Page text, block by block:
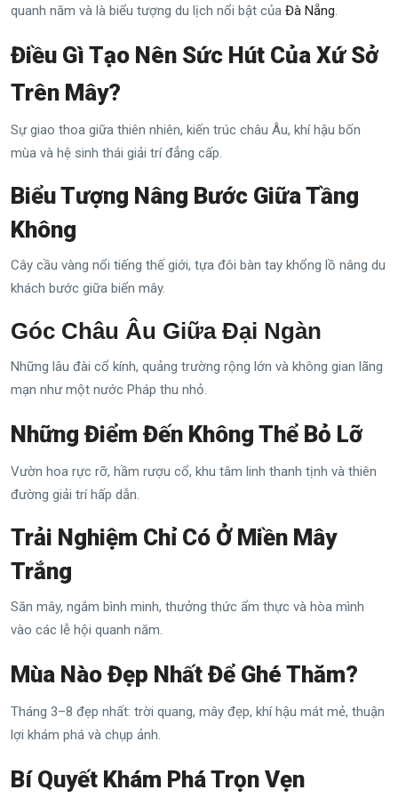
quanh năm và là biểu tượng du lịch nổi bật của Đà Nẵng.
Điều Gì Tạo Nên Sức Hút Của Xứ Sở
Trên Mây?
Sự giao thoa giữa thiên nhiên, kiến trúc châu Âu, khí hậu bốn
mùa và hệ sinh thái giải trí đẳng cấp.
Biểu Tượng Nâng Bước Giữa Tầng
Không
Cây cầu vàng nổi tiếng thế giới, tựa đôi bàn tay khổng lồ nâng du
khách bước giữa biển mây.
Góc Châu Âu Giữa Đại Ngàn
Những lâu đài cổ kính, quảng trường rộng lớn và không gian lãng
mạn như một nước Pháp thu nhỏ.
Những Điểm Đến Không Thể Bỏ Lỡ
Vườn hoa rực rỡ, hầm rượu cổ, khu tâm linh thanh tịnh và thiên
đường giải trí hấp dẫn.
Trải Nghiệm Chỉ Có Ở Miền Mây
Trắng
Săn mây, ngắm bình minh, thưởng thức ẩm thực và hòa mình
vào các lễ hội quanh năm.
Mùa Nào Đẹp Nhất Để Ghé Thăm?
Tháng 3–8 đẹp nhất: trời quang, mây đẹp, khí hậu mát mẻ, thuận
lợi khám phá và chụp ảnh.
Bí Quyết Khám Phá Trọn Vẹn